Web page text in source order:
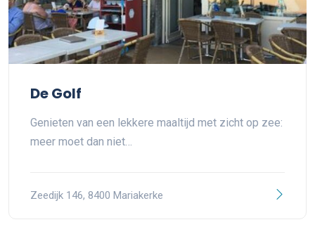
De Golf
Genieten van een lekkere maaltijd met zicht op zee:
meer moet dan niet…
Zeedijk 146, 8400 Mariakerke